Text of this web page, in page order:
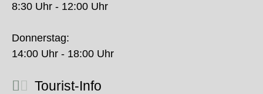
8:30 Uhr - 12:00 Uhr
Donnerstag:
14:00 Uhr - 18:00 Uhr
Tourist-Info